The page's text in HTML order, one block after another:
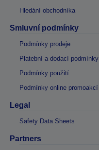
Hledání obchodníka
Smluvní podmínky
Podmínky prodeje
Platební a dodací podmínky
Podmínky použití
Podmínky online promoakcí
Legal
Safety Data Sheets
Partners